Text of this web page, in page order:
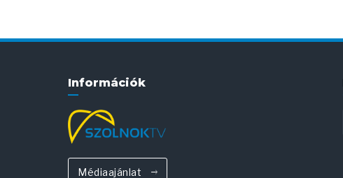
Információk
Médiaajánlat